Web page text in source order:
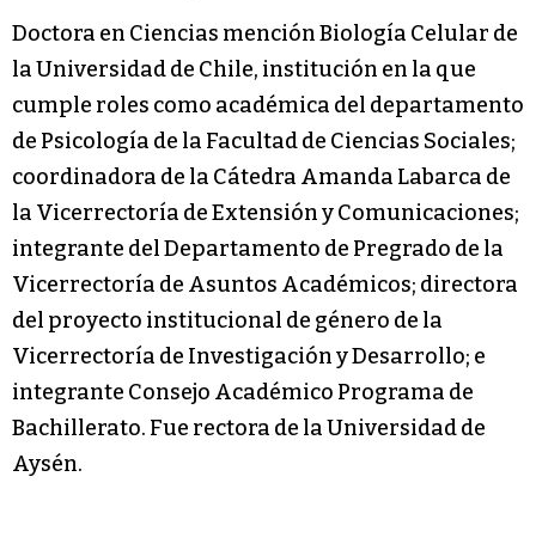
Doctora en Ciencias mención Biología Celular de
la Universidad de Chile, institución en la que
cumple roles como académica del departamento
de Psicología de la Facultad de Ciencias Sociales;
coordinadora de la Cátedra Amanda Labarca de
la Vicerrectoría de Extensión y Comunicaciones;
integrante del Departamento de Pregrado de la
Vicerrectoría de Asuntos Académicos; directora
del proyecto institucional de género de la
Vicerrectoría de Investigación y Desarrollo; e
integrante Consejo Académico Programa de
Bachillerato. Fue rectora de la Universidad de
Aysén.